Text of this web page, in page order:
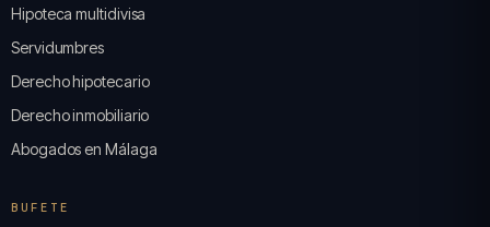
Hipoteca multidivisa
Servidumbres
Derecho hipotecario
Derecho inmobiliario
Abogados en Málaga
BUFETE